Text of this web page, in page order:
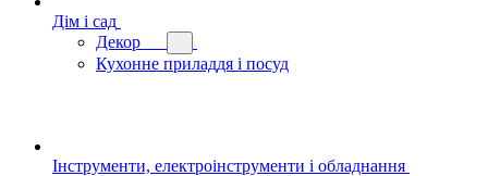
Дім і сад
Декор
Кухонне приладдя і посуд
Інструменти, електроінструменти і обладнання